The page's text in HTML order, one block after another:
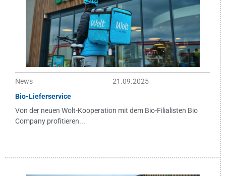
News
21.09.2025
Bio-Lieferservice
Von der neuen Wolt-Kooperation mit dem Bio-Filialisten Bio
Company profitieren...